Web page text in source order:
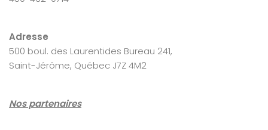
Adresse
500 boul. des Laurentides Bureau 241,
Saint-Jérôme, Québec J7Z 4M2
Nos partenaires